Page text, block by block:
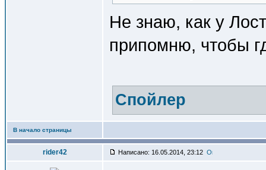
Не знаю, как у
припомню, чтобы
Спойлер
В начало страницы
rider42 Написано: 16.05.2014, 23:12